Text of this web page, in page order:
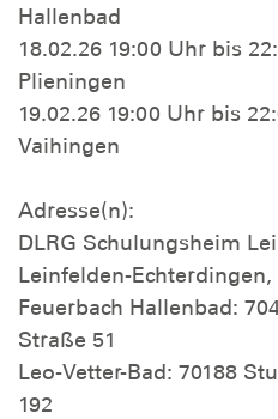
Hallenbad
18.02.26 19:00 Uhr bis
Plieningen
19.02.26 19:00 Uhr bis
Vaihingen
Adresse(n):
DLRG Schulungsheim
Leinfelden-Echterdingen,
Feuerbach Hallenbad:
Straße 51
Leo-Vetter-Bad: 70188
192